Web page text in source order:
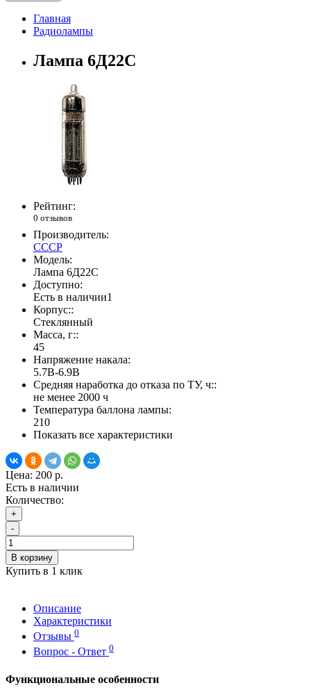
Главная
Радиолампы
Лампа 6Д22С
Рейтинг:
0 отзывов
Производитель:
СССР
Модель:
Лампа 6Д22С
Доступно:
Есть в наличии1
Корпус::
Стеклянный
Масса, г::
45
Напряжение накала:
5.7В-6.9В
Средняя наработка до отказа по ТУ, ч::
не менее 2000 ч
Температура баллона лампы:
210
Показать все характеристики
Цена: 200 р.
Есть в наличии
Количество:
+
-
В корзину
Купить в 1 клик
Описание
Характеристики
Отзывы 0
Вопрос - Ответ 0
Функциональные особенности